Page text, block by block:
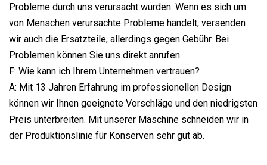
Probleme durch uns verursacht wurden. Wenn es sich um
von Menschen verursachte Probleme handelt, versenden
wir auch die Ersatzteile, allerdings gegen Gebühr. Bei
Problemen können Sie uns direkt anrufen.
F: Wie kann ich Ihrem Unternehmen vertrauen?
A: Mit 13 Jahren Erfahrung im professionellen Design
können wir Ihnen geeignete Vorschläge und den niedrigsten
Preis unterbreiten. Mit unserer Maschine schneiden wir in
der Produktionslinie für Konserven sehr gut ab.